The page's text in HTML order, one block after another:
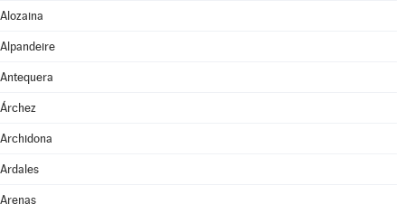
Alozaina
Alpandeire
Antequera
Árchez
Archidona
Ardales
Arenas